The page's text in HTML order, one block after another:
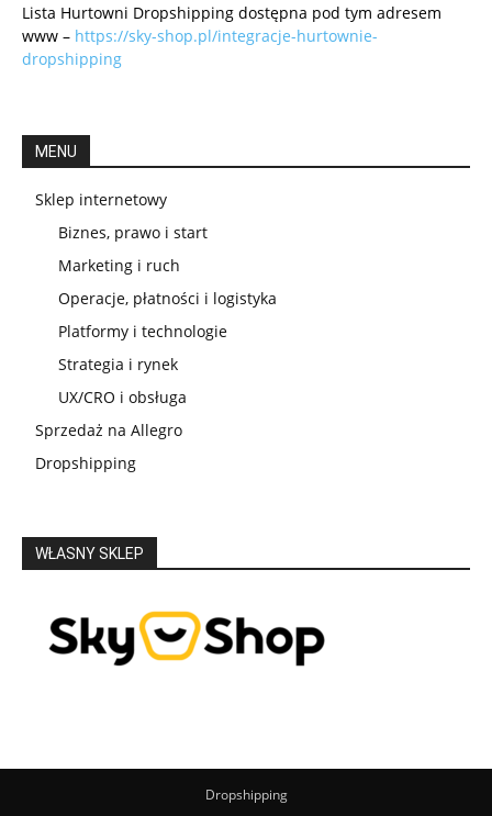
Lista Hurtowni Dropshipping dostępna pod tym adresem
www – https://sky-shop.pl/integracje-hurtownie-
dropshipping
MENU
Sklep internetowy
Biznes, prawo i start
Marketing i ruch
Operacje, płatności i logistyka
Platformy i technologie
Strategia i rynek
UX/CRO i obsługa
Sprzedaż na Allegro
Dropshipping
WŁASNY SKLEP
Dropshipping